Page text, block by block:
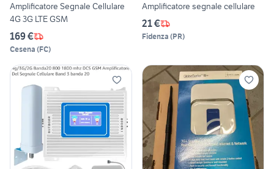
Amplificatore Segnale Cellulare
4G 3G LTE GSM
169 €
Cesena (FC)
Amplificatore segnale cellulare
21 €
Fidenza (PR)